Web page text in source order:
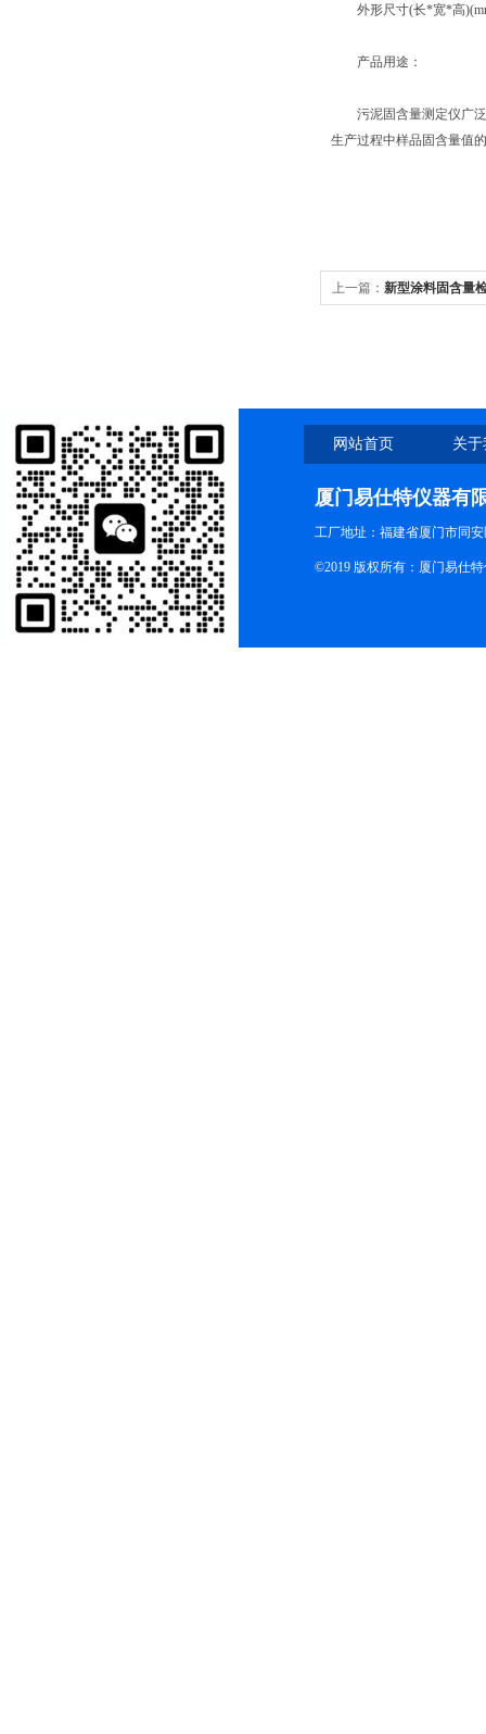
外形尺寸(长*宽*高
产品用途：
污泥固含量测定仪广泛
生产过程中样品固含量值
上一篇： 新型涂料固含量
网站首页 关
厦门易仕特仪器有
工厂地址：福建省厦门市同
©2019 版权所有：厦门易仕